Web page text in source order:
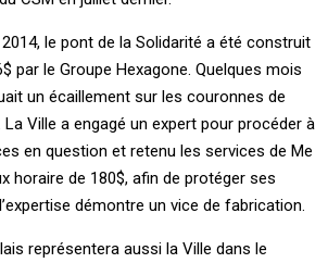
le pont de la Solidarité a été construit
par le Groupe Hexagone. Quelques mois
un écaillement sur les couronnes de
Ville a engagé un expert pour procéder à
en question et retenu les services de Me
horaire de 180$, afin de protéger ses
démontre un vice de fabrication.
représentera aussi la Ville dans le